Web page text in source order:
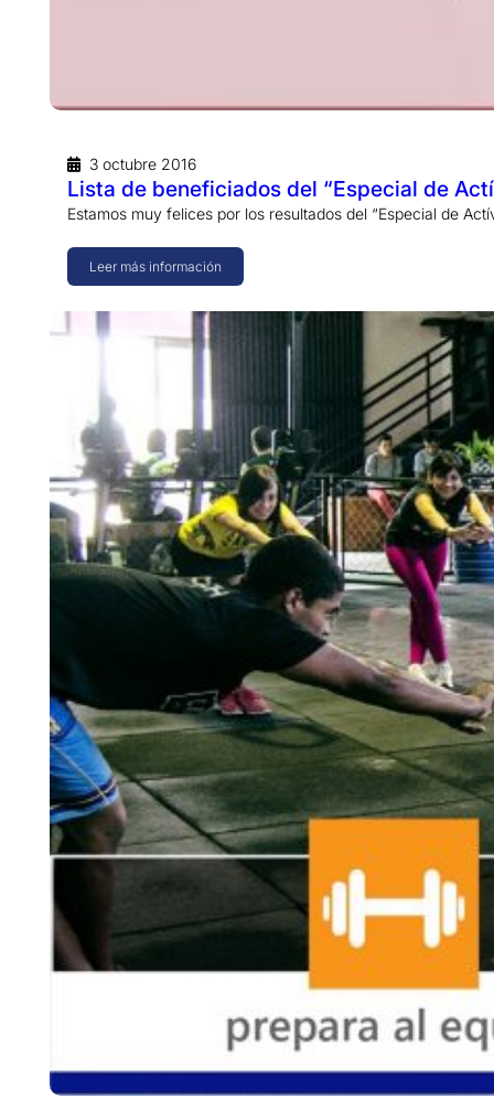
3 octubre 2016
Lista de beneficiados del “Especial de
Estamos muy felices por los resultados del “Especial de
Leer más información